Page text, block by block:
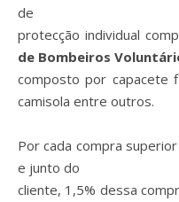
de
protecção individual
de Bombeiros
composto por capacete
camisola entre outros.
Por cada compra
e junto do
cliente, 1,5% dessa